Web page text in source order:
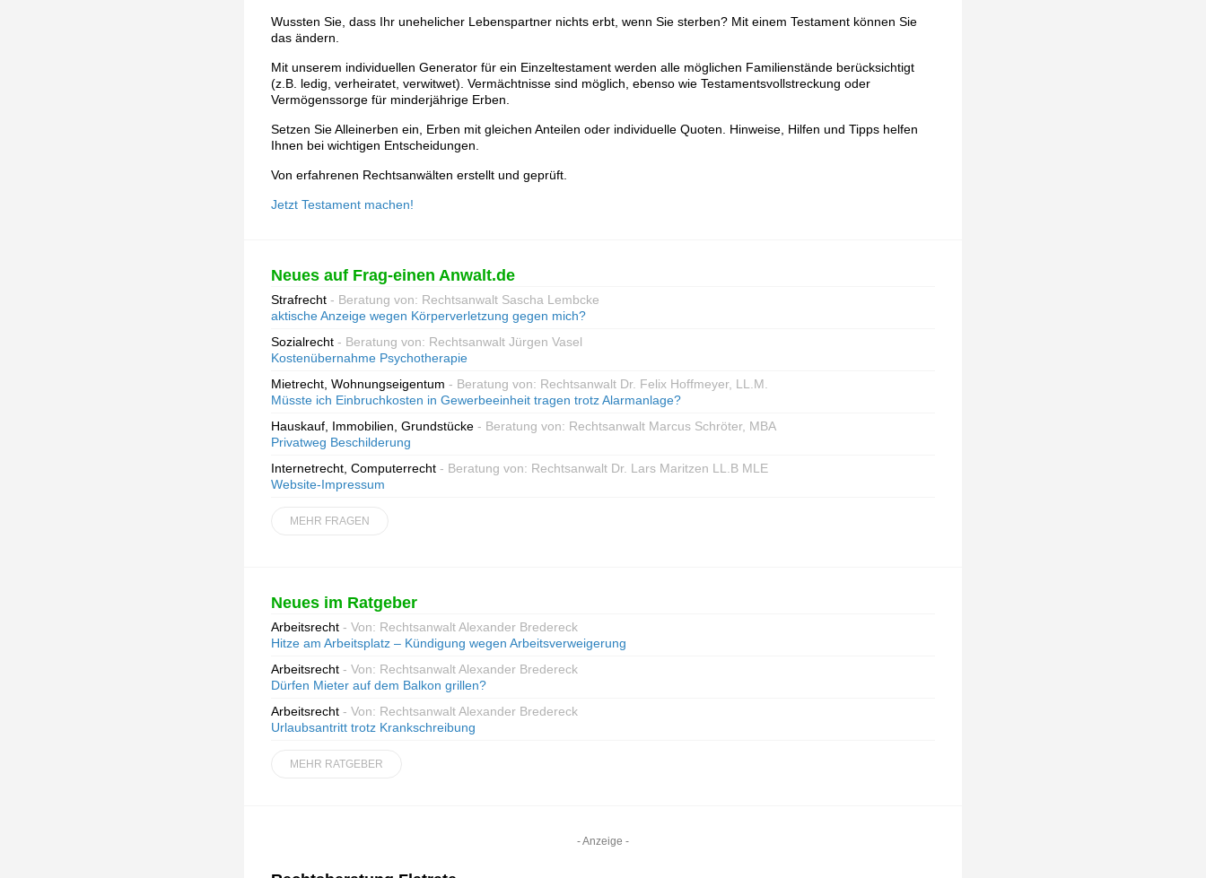
Wussten Sie, dass Ihr unehelicher Lebenspartner nichts erbt, wenn Sie sterben? Mit einem Testament können Sie
das ändern.
Mit unserem individuellen Generator für ein Einzeltestament werden alle möglichen Familienstände berücksichtigt
(z.B. ledig, verheiratet, verwitwet). Vermächtnisse sind möglich, ebenso wie Testamentsvollstreckung oder
Vermögenssorge für minderjährige Erben.
Setzen Sie Alleinerben ein, Erben mit gleichen Anteilen oder individuelle Quoten. Hinweise, Hilfen und Tipps helfen
Ihnen bei wichtigen Entscheidungen.
Von erfahrenen Rechtsanwälten erstellt und geprüft.
Jetzt Testament machen!
Neues auf Frag-einen Anwalt.de
Strafrecht - Beratung von: Rechtsanwalt Sascha Lembcke
aktische Anzeige wegen Körperverletzung gegen mich?
Sozialrecht - Beratung von: Rechtsanwalt Jürgen Vasel
Kostenübernahme Psychotherapie
Mietrecht, Wohnungseigentum - Beratung von: Rechtsanwalt Dr. Felix Hoffmeyer, LL.M.
Müsste ich Einbruchkosten in Gewerbeeinheit tragen trotz Alarmanlage?
Hauskauf, Immobilien, Grundstücke - Beratung von: Rechtsanwalt Marcus Schröter, MBA
Privatweg Beschilderung
Internetrecht, Computerrecht - Beratung von: Rechtsanwalt Dr. Lars Maritzen LL.B MLE
Website-Impressum
MEHR FRAGEN
Neues im Ratgeber
Arbeitsrecht - Von: Rechtsanwalt Alexander Bredereck
Hitze am Arbeitsplatz – Kündigung wegen Arbeitsverweigerung
Arbeitsrecht - Von: Rechtsanwalt Alexander Bredereck
Dürfen Mieter auf dem Balkon grillen?
Arbeitsrecht - Von: Rechtsanwalt Alexander Bredereck
Urlaubsantritt trotz Krankschreibung
MEHR RATGEBER
- Anzeige -